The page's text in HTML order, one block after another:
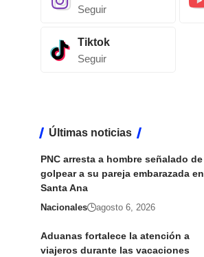
Seguir
Tiktok
Seguir
Últimas noticias
PNC arresta a hombre señalado de
golpear a su pareja embarazada en
Santa Ana
Nacionales agosto 6, 2026
Aduanas fortalece la atención a
viajeros durante las vacaciones